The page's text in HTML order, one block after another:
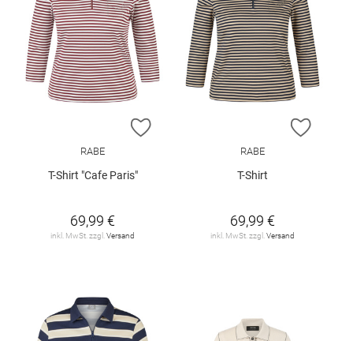
ZUR WUNSCHLISTE HINZUFÜGEN
RABE
T-Shirt "Cafe Paris"
69,99 €
inkl. MwSt. zzgl. Versand
ZUR
RABE
T-Shirt
69,99 €
inkl. MwSt. zzgl. Versand